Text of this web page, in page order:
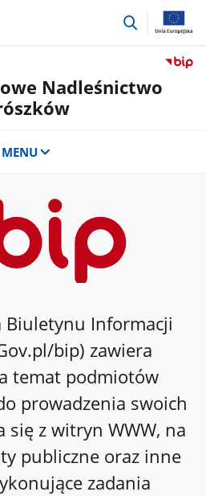
przejdź
Nadleśnictwo
MENU
Biuletynu Informacji
bip) zawiera
temat podmiotów
prowadzenia swoich
się z witryn WWW, na
publiczne oraz inne
zadania